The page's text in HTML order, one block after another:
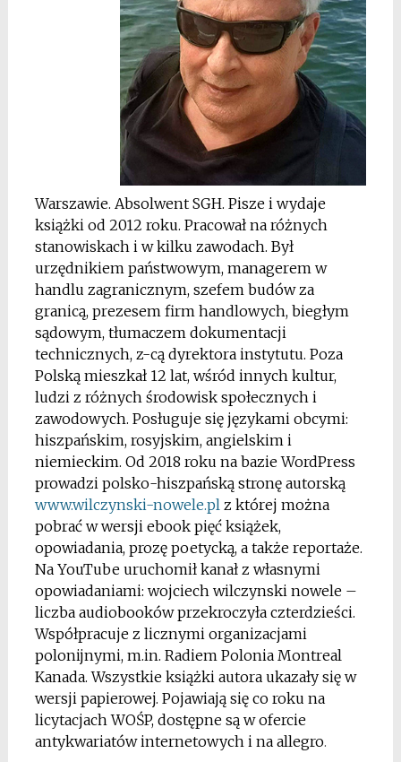
Warszawie. Absolwent SGH. Pisze i wydaje
książki od 2012 roku. Pracował na różnych
stanowiskach i w kilku zawodach. Był
urzędnikiem państwowym, managerem w
handlu zagranicznym, szefem budów za
granicą, prezesem firm handlowych, biegłym
sądowym, tłumaczem dokumentacji
technicznych, z-cą dyrektora instytutu. Poza
Polską mieszkał 12 lat, wśród innych kultur,
ludzi z różnych środowisk społecznych i
zawodowych. Posługuje się językami obcymi:
hiszpańskim, rosyjskim, angielskim i
niemieckim. Od 2018 roku na bazie WordPress
prowadzi polsko-hiszpańską stronę autorską
www.wilczynski-nowele.plz której można
pobrać w wersji ebook pięć książek,
opowiadania, prozę poetycką, a także reportaże.
Na YouTube uruchomił kanał z własnymi
opowiadaniami: wojciech wilczynski nowele –
liczba audiobooków przekroczyła czterdzieści.
Współpracuje z licznymi organizacjami
polonijnymi, m.in. Radiem Polonia Montreal
Kanada. Wszystkie książki autora ukazały się w
wersji papierowej. Pojawiają się co roku na
licytacjach WOŚP, dostępne są w ofercie
antykwariatów internetowych i na allegro.